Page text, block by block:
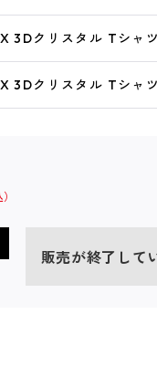
3Dクリスタル Tシャ
3Dクリスタル Tシャ
販売が終了して